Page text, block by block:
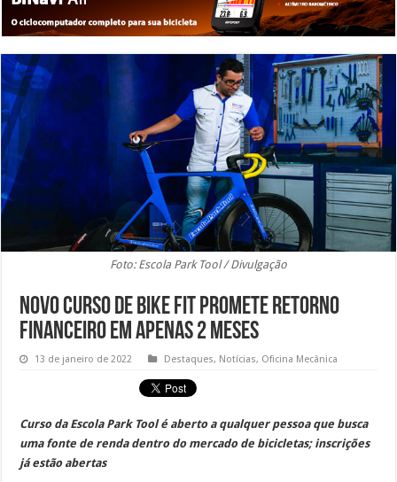
Foto: Escola Park Tool / Divulgação
Novo curso de Bike Fit promete retorno
financeiro em apenas 2 meses
13 de janeiro de 2022 Destaques, Notícias, Oficina Mecânica
Curso da Escola Park Tool é aberto a qualquer pessoa que busca
uma fonte de renda dentro do mercado de bicicletas; inscrições
já estão abertas